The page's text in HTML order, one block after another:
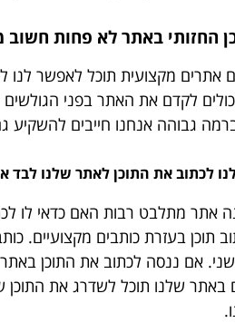
החזותי באתר לא פחות חשוב
אתרים מקצועית תוכל לאפשר לנו
לקדם את האתר בפני
גבוהה אנחנו חייבים להשקיע גם
לכתוב את התוכן לאתר שלנו לבד
אתר מתלבט רבות האם כדאי לו
תוכן בעזרת כותבים מקצועיים.
אם ננסה לכתוב את התוכן
באתר שלנו תוכל לשדרג את התוכן